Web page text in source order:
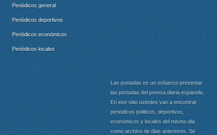
Periódicos general
Periódicos deportivos
Periódicos económicos
Periódicos locales
Las portadas es un esfuerzo presentar
las portadas del prensa diaria espanola.
En ese sitio ustedes van a encontrar
periodicos politicos, deportivos,
economicos y locales del mismo dia
como archivo de dias anteriores. Se